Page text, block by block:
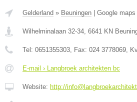
Gelderland » Beuningen | Google maps
Wilhelminalaan 32-34 6641 KN
Tel: 0651355303 , Fax: 024 3778069 ,
E-mail › Langbroek architekten bc
Website: http://